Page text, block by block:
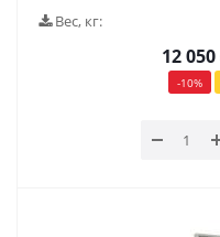
Вес, кг:
12 050
-10%